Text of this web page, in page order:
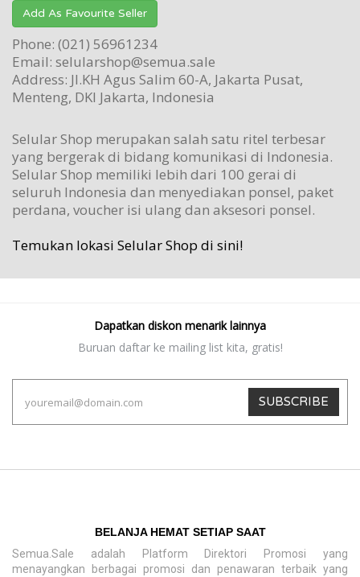
Add As Favourite Seller
Phone: (021) 56961234
Email: selularshop@semua.sale
Address: Jl.KH Agus Salim 60-A, Jakarta Pusat,
Menteng, DKI Jakarta, Indonesia
Selular Shop merupakan salah satu ritel terbesar
yang bergerak di bidang komunikasi di Indonesia.
Selular Shop memiliki lebih dari 100 gerai di
seluruh Indonesia dan menyediakan ponsel, paket
perdana, voucher isi ulang dan aksesori ponsel.
Temukan lokasi Selular Shop di sini!
Dapatkan diskon menarik lainnya
Buruan daftar ke mailing list kita, gratis!
SUBSCRIBE
BELANJA HEMAT SETIAP SAAT
Semua.Sale adalah Platform Direktori Promosi yang
menayangkan berbagai promosi dan penawaran terbaik yang